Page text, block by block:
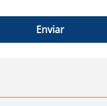
Enviar